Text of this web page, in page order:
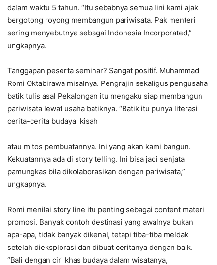
dalam waktu 5 tahun. “Itu sebabnya semua lini kami ajak
bergotong royong membangun pariwisata. Pak menteri
sering menyebutnya sebagai Indonesia Incorporated,”
ungkapnya.
Tanggapan peserta seminar? Sangat positif. Muhammad
Romi Oktabirawa misalnya. Pengrajin sekaligus pengusaha
batik tulis asal Pekalongan itu mengaku siap membangun
pariwisata lewat usaha batiknya. “Batik itu punya literasi
cerita-cerita budaya, kisah
atau mitos pembuatannya. Ini yang akan kami bangun.
Kekuatannya ada di story telling. Ini bisa jadi senjata
pamungkas bila dikolaborasikan dengan pariwisata,”
ungkapnya.
Romi menilai story line itu penting sebagai content materi
promosi. Banyak contoh destinasi yang awalnya bukan
apa-apa, tidak banyak dikenal, tetapi tiba-tiba meldak
setelah dieksplorasi dan dibuat ceritanya dengan baik.
“Bali dengan ciri khas budaya dalam wisatanya,